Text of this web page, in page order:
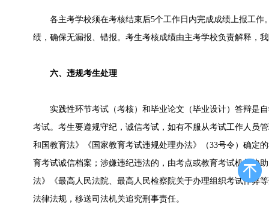
各主考学校须在考核结束后5个工作日内完成成绩上报工作
绩，确保无漏报、错报。考生考核成绩由主考学校负责解释，
六、违规考生处理
实践性环节考试（考核）和毕业论文（毕业设计）答辩是自
考试。考生要遵规守纪，诚信考试，如有不服从考试工作人员
和国教育法》《国家教育考试违规处理办法》（33号令）确定
育考试诚信档案；涉嫌违纪违法的，由考点或教育考试机构协
法》《最高人民法院、最高人民检察院关于办理组织考试作弊
法律法规，移送司法机关追究刑事责任。